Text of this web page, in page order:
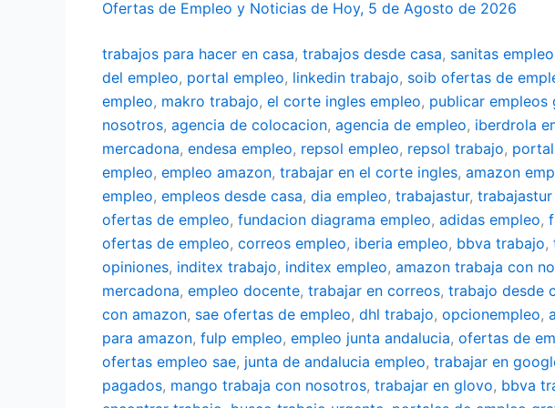
Ofertas de Empleo y Noticias de Hoy, 5 de Agosto de 2026
trabajos para hacer en casa, trabajos desde casa, sanitas empleo
del empleo, portal empleo, linkedin trabajo, soib ofertas de
empleo, makro trabajo, el corte ingles empleo, publicar empleos
nosotros, agencia de colocacion, agencia de empleo, iberdrola
mercadona, endesa empleo, repsol empleo, repsol trabajo,
empleo, empleo amazon, trabajar en el corte ingles, amazon
empleo, empleos desde casa, dia empleo, trabajastur,
ofertas de empleo, fundacion diagrama empleo, adidas empleo,
ofertas de empleo, correos empleo, iberia empleo, bbva trabajo,
opiniones, inditex trabajo, inditex empleo, amazon trabaja con
mercadona, empleo docente, trabajar en correos, trabajo desde
con amazon, sae ofertas de empleo, dhl trabajo, opcionempleo,
para amazon, fulp empleo, empleo junta andalucia, ofertas de
ofertas empleo sae, junta de andalucia empleo, trabajar en
pagados, mango trabaja con nosotros, trabajar en glovo, bbva